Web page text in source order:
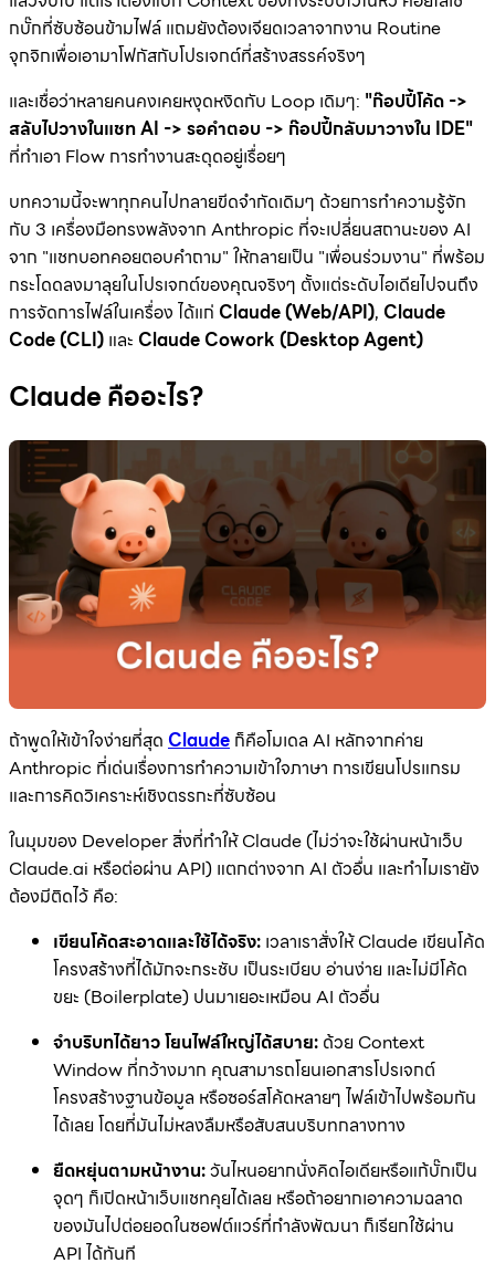
กบั๊กที่ซับซ้อนข้ามไฟล์ แถมยังต้องเจียดเวลาจากงาน Routine
จุกจิกเพื่อเอามาโฟกัสกับโปรเจกต์ที่สร้างสรรค์จริงๆ
และเชื่อว่าหลายคนคงเคยหงุดหงิดกับ Loop เดิมๆ: "ก๊อปปี้โค้ด ->
สลับไปวางในแชท AI -> รอคำตอบ -> ก๊อปปี้กลับมาวางใน IDE"
ที่ทำเอา Flow การทำงานสะดุดอยู่เรื่อยๆ
บทความนี้จะพาทุกคนไปทลายขีดจำกัดเดิมๆ ด้วยการทำความรู้จัก
กับ 3 เครื่องมือทรงพลังจาก Anthropic ที่จะเปลี่ยนสถานะของ AI
จาก "แชทบอทคอยตอบคำถาม" ให้กลายเป็น "เพื่อนร่วมงาน" ที่พร้อม
กระโดดลงมาลุยในโปรเจกต์ของคุณจริงๆ ตั้งแต่ระดับไอเดียไปจนถึง
การจัดการไฟล์ในเครื่อง ได้แก่ Claude (Web/API), Claude
Code (CLI) และ Claude Cowork (Desktop Agent)
Claude คืออะไร?
ถ้าพูดให้เข้าใจง่ายที่สุด Claude ก็คือโมเดล AI หลักจากค่าย
Anthropic ที่เด่นเรื่องการทำความเข้าใจภาษา การเขียนโปรแกรม
และการคิดวิเคราะห์เชิงตรรกะที่ซับซ้อน
ในมุมของ Developer สิ่งที่ทำให้ Claude (ไม่ว่าจะใช้ผ่านหน้าเว็บ
Claude.ai หรือต่อผ่าน API) แตกต่างจาก AI ตัวอื่น และทำไมเรายัง
ต้องมีติดไว้ คือ:
เขียนโค้ดสะอาดและใช้ได้จริง: เวลาเราสั่งให้ Claude เขียนโค้ด
โครงสร้างที่ได้มักจะกระชับ เป็นระเบียบ อ่านง่าย และไม่มีโค้ด
ขยะ (Boilerplate) ปนมาเยอะเหมือน AI ตัวอื่น
จำบริบทได้ยาว โยนไฟล์ใหญ่ได้สบาย: ด้วย Context
Window ที่กว้างมาก คุณสามารถโยนเอกสารโปรเจกต์
โครงสร้างฐานข้อมูล หรือซอร์สโค้ดหลายๆ ไฟล์เข้าไปพร้อมกัน
ได้เลย โดยที่มันไม่หลงลืมหรือสับสนบริบทกลางทาง
ยืดหยุ่นตามหน้างาน:วันไหนอยากนั่งคิดไอเดียหรือแก้บั๊กเป็น
จุดๆ ก็เปิดหน้าเว็บแชทคุยได้เลย หรือถ้าอยากเอาความฉลาด
ของมันไปต่อยอดในซอฟต์แวร์ที่กำลังพัฒนา ก็เรียกใช้ผ่าน
API ได้ทันที